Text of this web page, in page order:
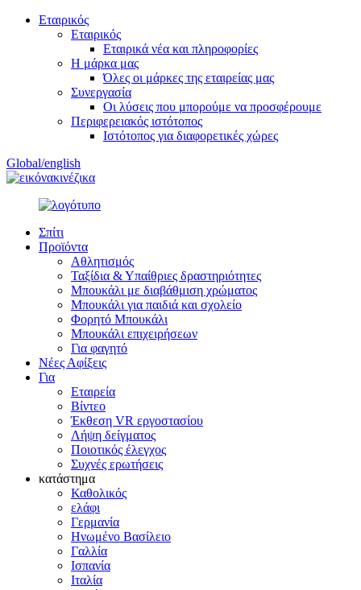
Εταιρικός
Εταιρικός
Εταιρικά νέα και πληροφορίες
Η μάρκα μας
Όλες οι μάρκες της εταιρείας μας
Συνεργασία
Οι λύσεις που μπορούμε να προσφέρουμε
Περιφερειακός ιστότοπος
Ιστότοπος για διαφορετικές χώρες
Global/english
κινέζικα
Σπίτι
Προϊόντα
Αθλητισμός
Ταξίδια & Υπαίθριες δραστηριότητες
Μπουκάλι με διαβάθμιση χρώματος
Μπουκάλι για παιδιά και σχολείο
Φορητό Μπουκάλι
Μπουκάλι επιχειρήσεων
Για φαγητό
Νέες Αφίξεις
Για
Εταιρεία
Βίντεο
Έκθεση VR εργοστασίου
Λήψη δείγματος
Ποιοτικός έλεγχος
Συχνές ερωτήσεις
κατάστημα
Καθολικός
ελάφι
Γερμανία
Ηνωμένο Βασίλειο
Γαλλία
Ισπανία
Ιταλία